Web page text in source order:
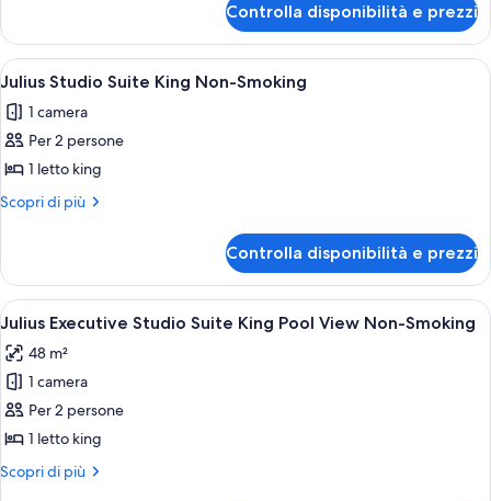
2
Queens
Non-
Smoking
Strip
View
Room
Queens
Non-
Controlla disponibilità e prezzi
Apri
tutte
le
foto
per
Julius
King
Non-
Smoking
Camera d'albergo con un letto, una
5
Julius Studio Suite King Non-Smoking
1 camera
Per 2 persone
1 letto king
Scopri di più
Altri
Studio
Suite
King
Smoking
Controlla disponibilità e prezzi
Apri
tutte
le
foto
per
Julius
Executive
Studio
Camera d'albergo con un letto, una
4
Julius Executive Studio Suite King Pool View Non-Smoking
48 m²
1 camera
Per 2 persone
1 letto king
Scopri di più
Altri